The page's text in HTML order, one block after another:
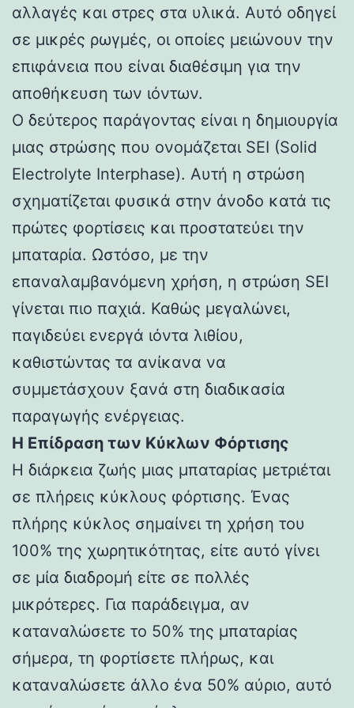
αλλαγές και στρες στα υλικά. Αυτό οδηγεί
σε μικρές ρωγμές, οι οποίες μειώνουν την
επιφάνεια που είναι διαθέσιμη για την
αποθήκευση των ιόντων.
Ο δεύτερος παράγοντας είναι η δημιουργία
μιας στρώσης που ονομάζεται SEI (Solid
Electrolyte Interphase). Αυτή η στρώση
σχηματίζεται φυσικά στην άνοδο κατά τις
πρώτες φορτίσεις και προστατεύει την
μπαταρία. Ωστόσο, με την
επαναλαμβανόμενη χρήση, η στρώση SEI
γίνεται πιο παχιά. Καθώς μεγαλώνει,
παγιδεύει ενεργά ιόντα λιθίου,
καθιστώντας τα ανίκανα να
συμμετάσχουν ξανά στη διαδικασία
παραγωγής ενέργειας.
Η Επίδραση των Κύκλων Φόρτισης
Η διάρκεια ζωής μιας μπαταρίας μετριέται
σε πλήρεις κύκλους φόρτισης. Ένας
πλήρης κύκλος σημαίνει τη χρήση του
100% της χωρητικότητας, είτε αυτό γίνει
σε μία διαδρομή είτε σε πολλές
μικρότερες. Για παράδειγμα, αν
καταναλώσετε το 50% της μπαταρίας
σήμερα, τη φορτίσετε πλήρως, και
καταναλώσετε άλλο ένα 50% αύριο, αυτό